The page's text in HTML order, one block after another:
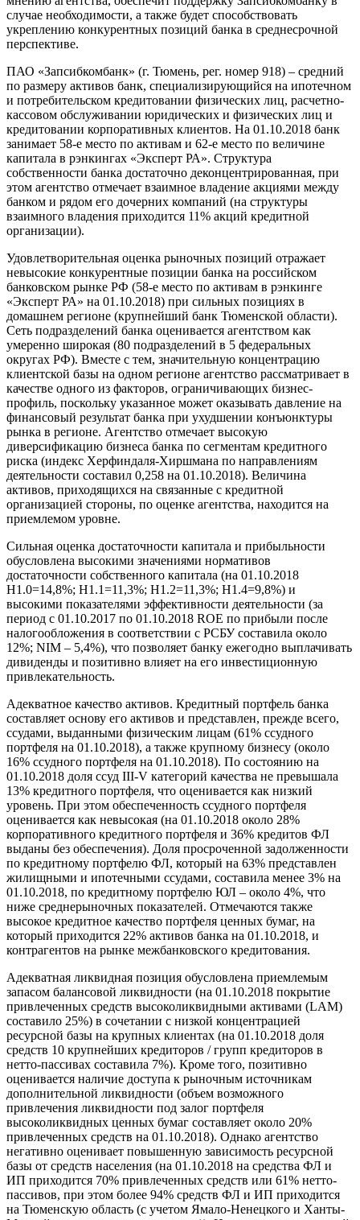
случае необходимости, а также будет способствовать
укреплению конкурентных позиций банка в среднесрочной
перспективе.
ПАО «Запсибкомбанк» (г. Тюмень, рег. номер 918) – средний
по размеру активов банк, специализирующийся на ипотечном
и потребительском кредитовании физических лиц, расчетно-
кассовом обслуживании юридических и физических лиц и
кредитовании корпоративных клиентов. На 01.10.2018 банк
занимает 58-е место по активам и 62-е место по величине
капитала в рэнкингах «Эксперт РА». Структура
собственности банка достаточно деконцентрированная, при
этом агентство отмечает взаимное владение акциями между
банком и рядом его дочерних компаний (на структуры
взаимного владения приходится 11% акций кредитной
организации).
Удовлетворительная оценка рыночных позиций отражает
невысокие конкурентные позиции банка на российском
банковском рынке РФ (58-е место по активам в рэнкинге
«Эксперт РА» на 01.10.2018) при сильных позициях в
домашнем регионе (крупнейший банк Тюменской области).
Сеть подразделений банка оценивается агентством как
умеренно широкая (80 подразделений в 5 федеральных
округах РФ). Вместе с тем, значительную концентрацию
клиентской базы на одном регионе агентство рассматривает в
качестве одного из факторов, ограничивающих бизнес-
профиль, поскольку указанное может оказывать давление на
финансовый результат банка при ухудшении конъюнктуры
рынка в регионе. Агентство отмечает высокую
диверсификацию бизнеса банка по сегментам кредитного
риска (индекс Херфиндаля-Хиршмана по направлениям
деятельности составил 0,258 на 01.10.2018). Величина
активов, приходящихся на связанные с кредитной
организацией стороны, по оценке агентства, находится на
приемлемом уровне.
Сильная оценка достаточности капитала и прибыльности
обусловлена высокими значениями нормативов
достаточности собственного капитала (на 01.10.2018
Н1.0=14,8%; Н1.1=11,3%; Н1.2=11,3%; Н1.4=9,8%) и
высокими показателями эффективности деятельности (за
период с 01.10.2017 по 01.10.2018 ROE по прибыли после
налогообложения в соответствии с РСБУ составила около
12%; NIM – 5,4%), что позволяет банку ежегодно выплачивать
дивиденды и позитивно влияет на его инвестиционную
привлекательность.
Адекватное качество активов. Кредитный портфель банка
составляет основу его активов и представлен, прежде всего,
ссудами, выданными физическим лицам (61% ссудного
портфеля на 01.10.2018), а также крупному бизнесу (около
16% ссудного портфеля на 01.10.2018). По состоянию на
01.10.2018 доля ссуд III-V категорий качества не превышала
13% кредитного портфеля, что оценивается как низкий
уровень. При этом обеспеченность ссудного портфеля
оценивается как невысокая (на 01.10.2018 около 28%
корпоративного кредитного портфеля и 36% кредитов ФЛ
выданы без обеспечения). Доля просроченной задолженности
по кредитному портфелю ФЛ, который на 63% представлен
жилищными и ипотечными ссудами, составила менее 3% на
01.10.2018, по кредитному портфелю ЮЛ – около 4%, что
ниже среднерыночных показателей. Отмечаются также
высокое кредитное качество портфеля ценных бумаг, на
который приходится 22% активов банка на 01.10.2018, и
контрагентов на рынке межбанковского кредитования.
Адекватная ликвидная позиция обусловлена приемлемым
запасом балансовой ликвидности (на 01.10.2018 покрытие
привлеченных средств высоколиквидными активами (LAM)
составило 25%) в сочетании с низкой концентрацией
ресурсной базы на крупных клиентах (на 01.10.2018 доля
средств 10 крупнейших кредиторов / групп кредиторов в
нетто-пассивах составила 7%). Кроме того, позитивно
оценивается наличие доступа к рыночным источникам
дополнительной ликвидности (объем возможного
привлечения ликвидности под залог портфеля
высоколиквидных ценных бумаг составляет около 20%
привлеченных средств на 01.10.2018). Однако агентство
негативно оценивает повышенную зависимость ресурсной
базы от средств населения (на 01.10.2018 на средства ФЛ и
ИП приходится 70% привлеченных средств или 61% нетто-
пассивов, при этом более 94% средств ФЛ и ИП приходится
на Тюменскую область (с учетом Ямало-Ненецкого и Ханты-